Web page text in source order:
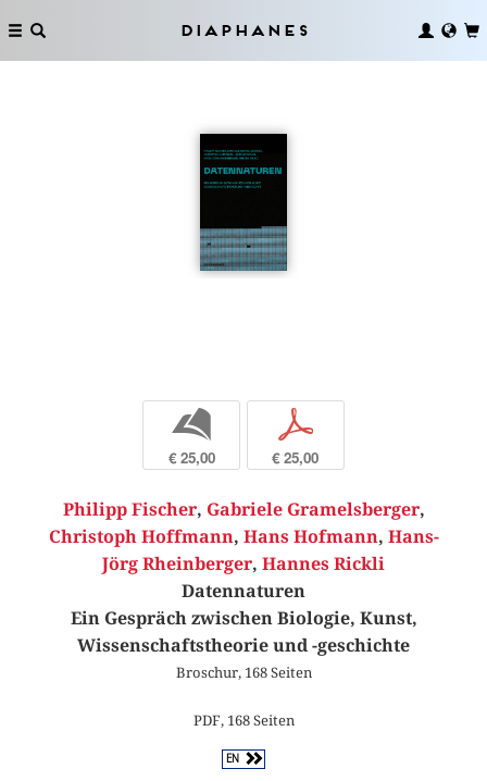
Diaphanes
b
€ 25,00
p
€ 25,00
Philipp Fischer, Gabriele Gramelsberger,
Christoph Hoffmann, Hans Hofmann, Hans-
Jörg Rheinberger, Hannes Rickli
Datennaturen
Ein Gespräch zwischen Biologie, Kunst,
Wissenschaftstheorie und -geschichte
Broschur, 168 Seiten
PDF, 168 Seiten
EN